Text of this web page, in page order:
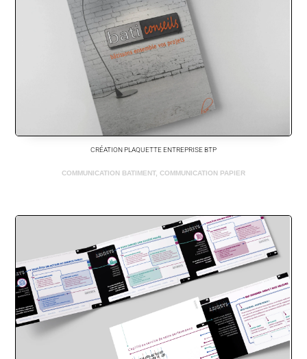
CRÉATION PLAQUETTE ENTREPRISE BTP
COMMUNICATION BATIMENT, COMMUNICATION PAPIER